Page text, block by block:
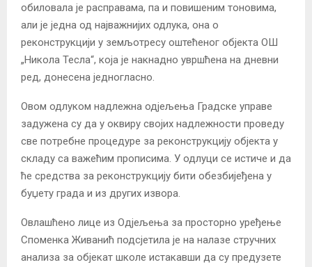
обиловала је расправама, па и повишеним тоновима,
али је једна од најважнијих одлука, она о
реконструкцији у земљотресу оштећеног објекта ОШ
„Никола Тесла“, која је накнадно увршћена на дневни
ред, донесена једногласно.
Овом одлуком надлежна одјељења Градске управе
задужена су да у оквиру својих надлежности проведу
све потребне процедуре за реконструкцију објекта у
складу са важећим прописима. У одлуци се истиче и да
ће средства за реконструкцију бити обезбијеђена у
буџету града и из других извора.
Овлашћено лице из Одјељења за просторно уређење
Споменка Живанић подсјетила је на налазе стручних
анализа за објекат школе истакавши да су предузете